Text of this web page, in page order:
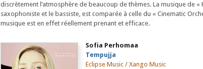
discrètement l’atmosphère de beaucoup de thèmes. La musique de
saxophoniste et le bassiste, est comparée à celle du « Cinematic
musique est en effet réellement prenant et efficace.
Sofia Perhomaa
Tempujja
Eclipse Music / Xango Music